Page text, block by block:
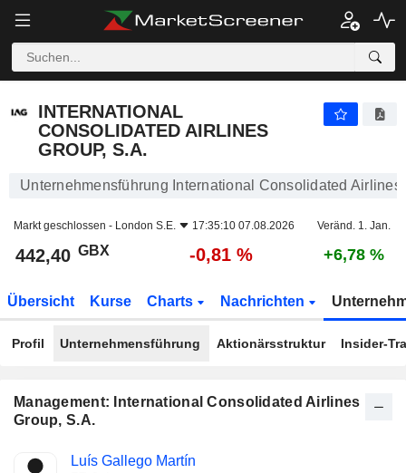
INTERNATIONAL
CONSOLIDATED AIRLINES
GROUP, S.A.
Unternehmensführung International Consolidated Airlines
Markt geschlossen - London S.E. 17:35:10 07.08.2026 Veränd. 1. Jan.
442,40 GBX -0,81 % +6,78 %
Übersicht Kurse Charts Nachrichten
Profil Unternehmensführung Aktionärsstruktur Insider-
Management: International Consolidated Airlines
Group, S.A.
Besetzte
Luís Gallego Martín